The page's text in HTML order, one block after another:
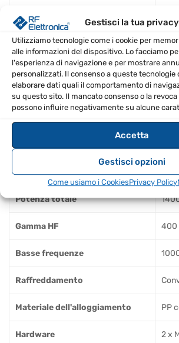
Gestisci la tua privacy
Utilizziamo tecnologie come i cookie per
alle informazioni del dispositivo. Lo facciamo
l'esperienza di navigazione e per mostrare
personalizzati. Il consenso a queste tecnologie
elaborare dati quali il comportamento di
su questo sito. Il mancato consenso o la
possono influire negativamente su alcune
Accetta
Gestisci opzioni
Come usiamo i CookiesPrivacy Policy
Sensibilità d'ingresso -2
Sensibilità ingresso microfonico -32
Frequenza di crossover 650
Circuiti di protezione
Potenza totale
Gamma HF 400
Basse frequenze
Raffreddamento
Materiale dell'alloggiamento PP
Hardware 2 x